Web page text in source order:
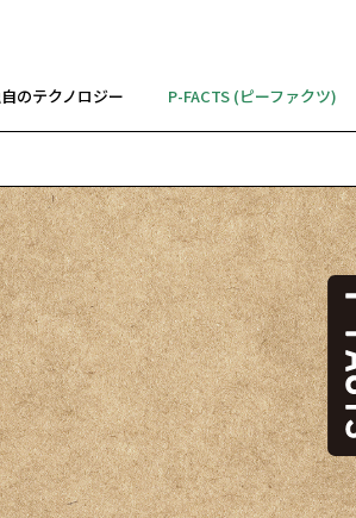
のテクノロジー P-FACTS (ピーファクツ)